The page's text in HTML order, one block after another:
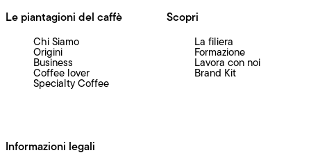
Le piantagioni del caffè
Chi Siamo
Origini
Business
Coffee lover
Specialty Coffee
Scopri
La filiera
Formazione
Lavora con noi
Brand Kit
Informazioni legali